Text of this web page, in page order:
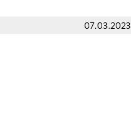
07.03.2023